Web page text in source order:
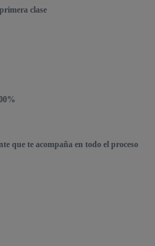
clase
que te acompaña en todo el proceso